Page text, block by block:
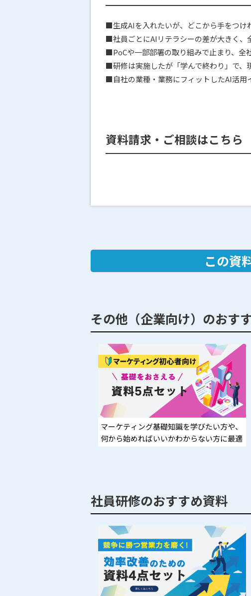
■生成AIを入れたいが、どこから手をつけ
■社員ごとにAIリテラシーの差が大きく、
■PoCや一部部署の取り組みで止まり、全
■研修は実施したが「学んで終わり」で、
■自社の業種・業務にフィットしたAI活用
資料請求・ご相談はこちら
この資
その他（企業向け）のおす
マーケティング基礎知識を学びたい方や、
何から始めればいいかわからない方に最適
社員研修のおすすめ資料